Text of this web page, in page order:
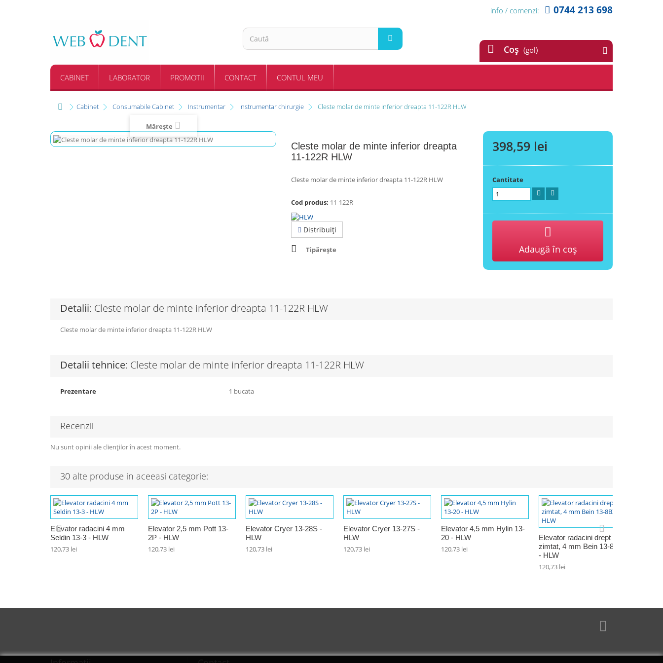
info / comenzi: 0744 213 698
Coş (gol)
CABINET LABORATOR PROMOTII CONTACT CONTUL MEU
Cabinet Consumabile Cabinet Instrumentar Instrumentar chirurgie Cleste molar de minte inferior dreapta 11-122R HLW
Mărește
Cleste molar de minte inferior dreapta
11-122R HLW
Cleste molar de minte inferior dreapta 11-122R HLW
Cod produs: 11-122R
Distribuiţi
Tipărește
398,59 lei
Cantitate
Adaugă în coş
Detalii: Cleste molar de minte inferior dreapta 11-122R HLW
Cleste molar de minte inferior dreapta 11-122R HLW
Detalii tehnice: Cleste molar de minte inferior dreapta 11-122R HLW
Prezentare 1 bucata
Recenzii
Nu sunt opinii ale clienților în acest moment.
30 alte produse in aceeasi categorie:
Elevator radacini 4 mm
Seldin 13-3 - HLW
120,73 lei
Elevator 2,5 mm Pott 13-
2P - HLW
120,73 lei
Elevator Cryer 13-28S -
HLW
120,73 lei
Elevator Cryer 13-27S -
HLW
120,73 lei
Elevator 4,5 mm Hylin 13-
20 - HLW
120,73 lei
Elevator radacini drept
zimtat, 4 mm Bein 13-8BZ
- HLW
120,73 lei